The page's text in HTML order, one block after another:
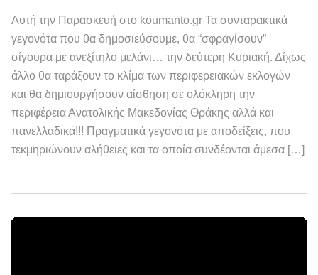
Αυτή την Παρασκευή στο koumanto.gr Τα συνταρακτικά
γεγονότα που θα δημοσιεύσουμε, θα “σφραγίσουν”
σίγουρα με ανεξίτηλο μελάνι… την δεύτερη Κυριακή. Δίχως
άλλο θα ταράξουν το κλίμα των περιφερειακών εκλογών
και θα δημιουργήσουν αίσθηση σε ολόκληρη την
περιφέρεια Ανατολικής Μακεδονίας Θράκης αλλά και
πανελλαδικά!!! Πραγματικά γεγονότα με αποδείξεις, που
τεκμηριώνουν αλήθειες και τα οποία συνδέονται άμεσα […]